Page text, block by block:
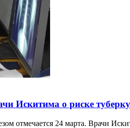
Искитима о риске
отмечается 24 марта. Врачи